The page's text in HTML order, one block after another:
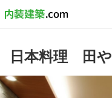
日本料理 田や